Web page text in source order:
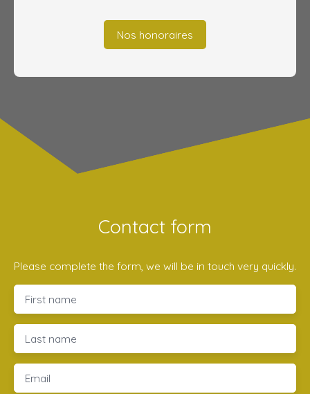
Nos honoraires
Contact form
Please complete the form, we will be in touch very quickly.
First name
Last name
Email